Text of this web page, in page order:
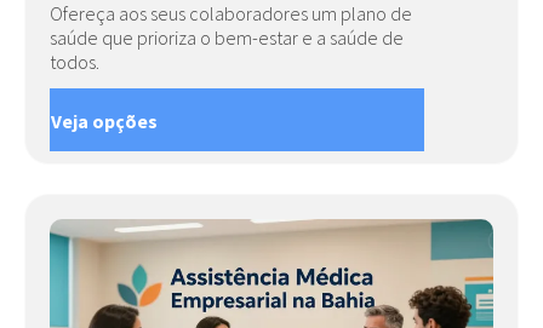
Ofereça aos seus colaboradores um plano de
saúde que prioriza o bem-estar e a saúde de
todos.
Veja opções